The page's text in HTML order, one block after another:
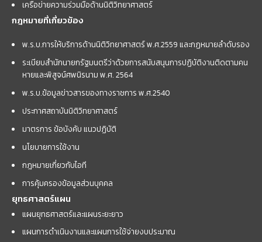
เครือข่ายความร่วมมือด้านนิติวิทยาศาสตร์
กฎหมายที่เกี่ยวข้อง
พ.ร.บ.การให้บริการด้านนิติวิทยาศาสตร์ พ.ศ.2559 และกฏหมายลำดับรอง
ระเบียบสำนักนายกรัฐมนตรีว่าด้วยการสนับสนุนการปฏิบัติงานติดตามคน
หายและพิสูจน์ศพนิรนาม พ.ศ. 2564
พ.ร.บ.ข้อมูลข่าวสารของทางราชการ พ.ศ.2540
ประกาศสถาบันนิติวิทยาศาสตร์
มาตรการ ข้อบังคับ แนวปฏิบัติ
นโยบายการใช้งาน
กฎหมายเกี่ยวกับไอที
การคุ้มครองข้อมูลส่วนบุคคล
ยุทธศาสตร์แผน
แผนยุทธศาสตร์และแผนระยะยาว
แผนการดำเนินงานและแผนการใช้จ่ายงบประมาณ